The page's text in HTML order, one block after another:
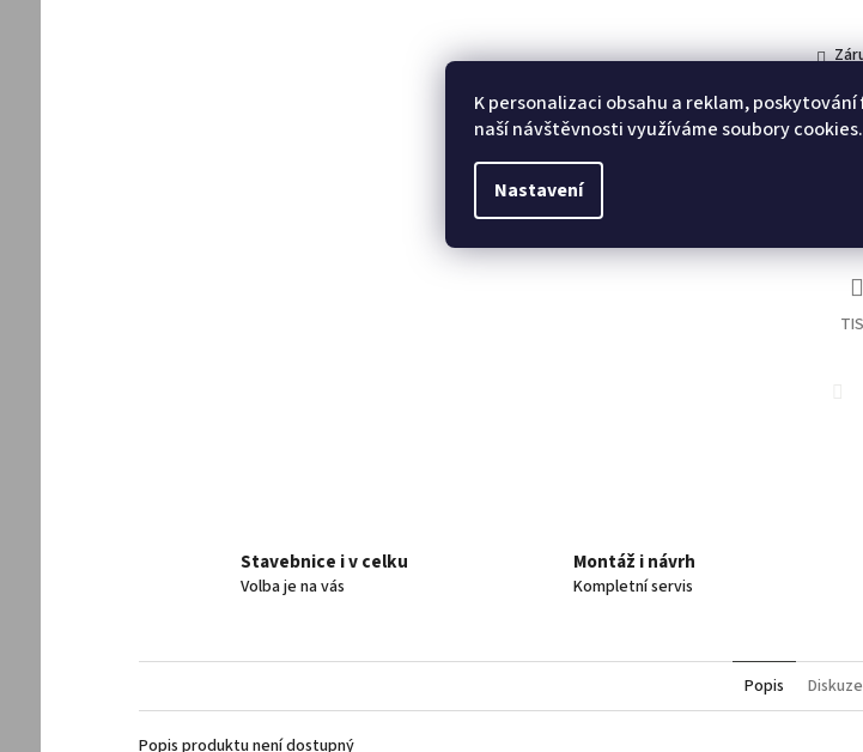
K personalizaci obsahu a reklam,
naší návštěvnosti využíváme soubory
Nastavení
Stavebnice i v celku
Volba je na vás
Montáž i návrh
Kompletní servis
Popis Diskuze
Popis produktu není dostupný